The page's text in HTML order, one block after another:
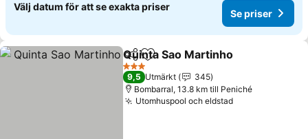
Välj datum för att se exakta priser
Se priser
Dela Lägg till i Mina Favoriter
Quinta Sao Martinho
3 Stjärnor
9,5 Utmärkt
345
Bombarral, 13.8 km till Peniché
Utomhuspool och eldstad